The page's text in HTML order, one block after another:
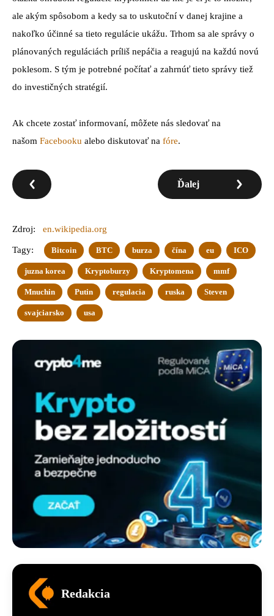
ale akým spôsobom a kedy sa to uskutoční v danej krajine a
nakoľko účinné sa tieto regulácie ukážu. Trhom sa ale správy o
plánovaných reguláciách príliš nepáčia a reagujú na každú novú
poklesom. S tým je potrebné počítať a zahrnúť tieto správy tiež
do investičných stratégií.
Ak chcete zostať informovaní, môžete nás sledovať na
našom Facebooku alebo diskutovať na fóre.
Ďalej
Zdroj: en.wikipedia.org
Tagy: Bitcoin BTC burza čína eu ICO
juzna korea Kryptoburzy Kryptomena mmf
Mnuchin Putin regulacia ruska Steven
svajciarsko usa
Redakcia